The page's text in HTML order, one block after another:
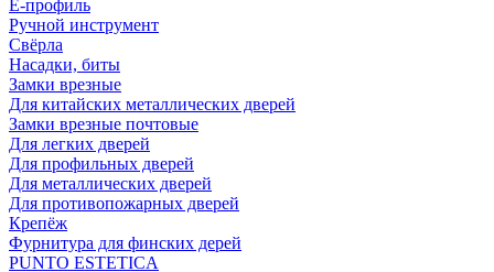
Е-профиль
Ручной инструмент
Свёрла
Насадки, биты
Замки врезные
Для китайских металлических дверей
Замки врезные почтовые
Для легких дверей
Для профильных дверей
Для металлических дверей
Для противопожарных дверей
Крепёж
Фурнитура для финских дерей
PUNTO ESTETICA